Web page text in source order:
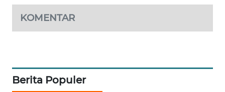
KOMENTAR
Berita Populer
KONSUMEN
LISTRIK
KELISTRIKAN